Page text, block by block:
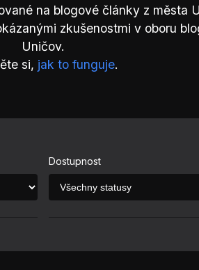
na blogové články z města
zkušenostmi v oboru
Uničov.
si, jak to funguje.
Dostupnost